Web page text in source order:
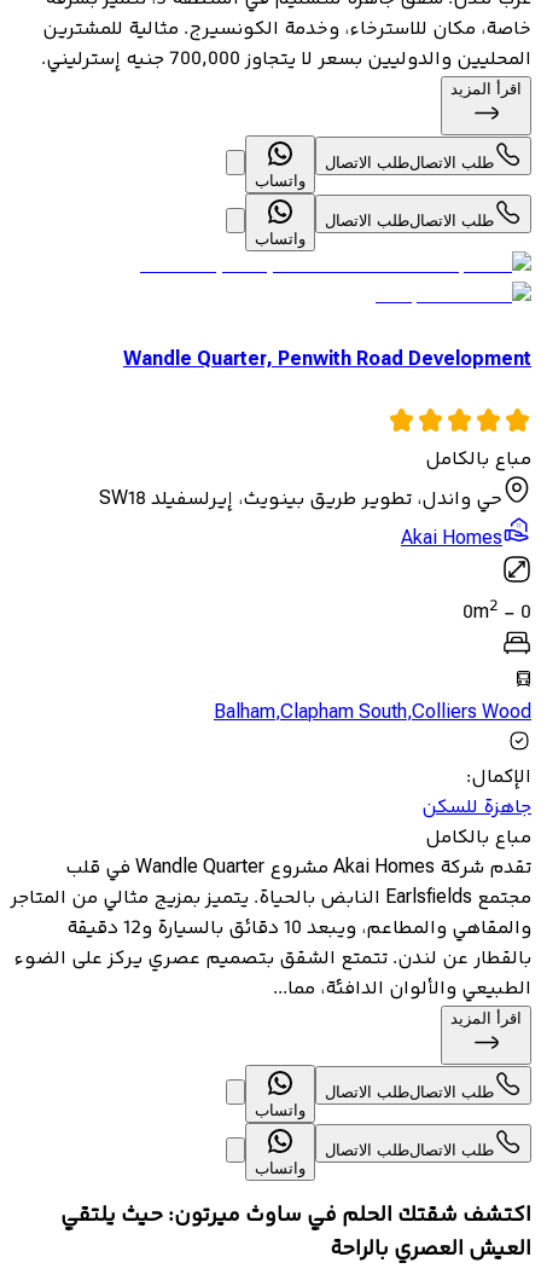
خاصة، مكان للاسترخاء، وخدمة الكونسيرج. مثالية للمشترين
المحليين والدوليين بسعر لا يتجاوز 700,000 جنيه إسترليني.
اقرأ المزيد
طلب الاتصالطلب الاتصال
واتساب
طلب الاتصالطلب الاتصال
واتساب
Wandle Quarter, Penwith Road Development
مباع بالكامل
حي واندل، تطوير طريق بينويث، إيرلسفيلد SW18
Akai Homes
0
-
0m2
Balham,Clapham South,Colliers Wood
الإكمال:
جاهزة للسكن
مباع بالكامل
تقدم شركة Akai Homes مشروع Wandle Quarter في قلب
مجتمع Earlsfields النابض بالحياة. يتميز بمزيج مثالي من المتاجر
والمقاهي والمطاعم، ويبعد 10 دقائق بالسيارة و12 دقيقة
بالقطار عن لندن. تتمتع الشقق بتصميم عصري يركز على الضوء
الطبيعي والألوان الدافئة، مما...
اقرأ المزيد
طلب الاتصالطلب الاتصال
واتساب
طلب الاتصالطلب الاتصال
واتساب
اكتشف شقتك الحلم في ساوث ميرتون: حيث يلتقي
العيش العصري بالراحة